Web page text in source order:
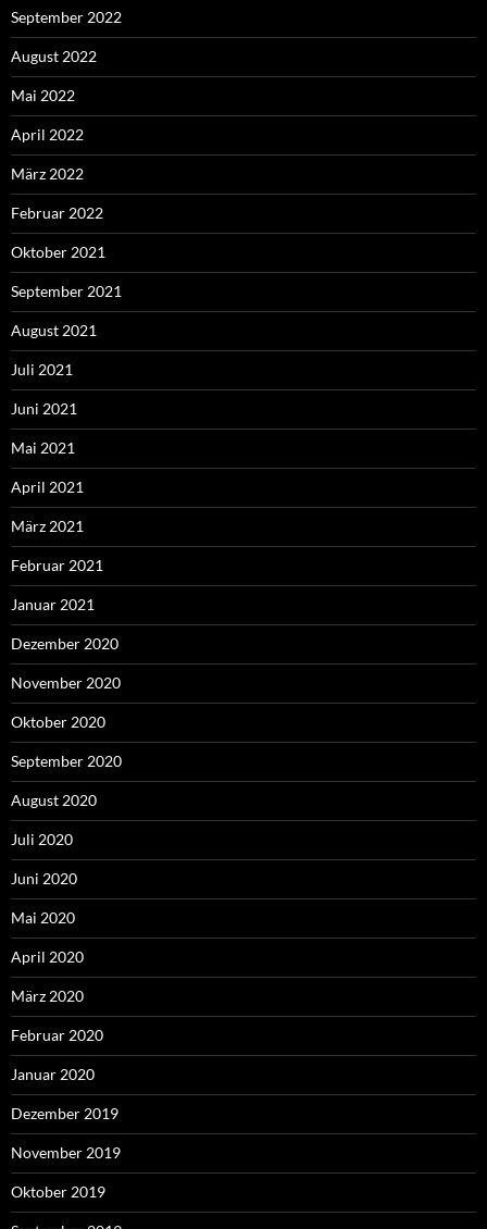
September 2022
August 2022
Mai 2022
April 2022
März 2022
Februar 2022
Oktober 2021
September 2021
August 2021
Juli 2021
Juni 2021
Mai 2021
April 2021
März 2021
Februar 2021
Januar 2021
Dezember 2020
November 2020
Oktober 2020
September 2020
August 2020
Juli 2020
Juni 2020
Mai 2020
April 2020
März 2020
Februar 2020
Januar 2020
Dezember 2019
November 2019
Oktober 2019